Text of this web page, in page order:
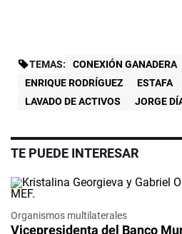
TEMAS: CONEXIÓN GANADERA
ENRIQUE RODRÍGUEZ
ESTAFA
LAVADO DE ACTIVOS
JORGE
TE PUEDE INTERESAR
Organismos multilaterales
Vicepresidenta del Banco